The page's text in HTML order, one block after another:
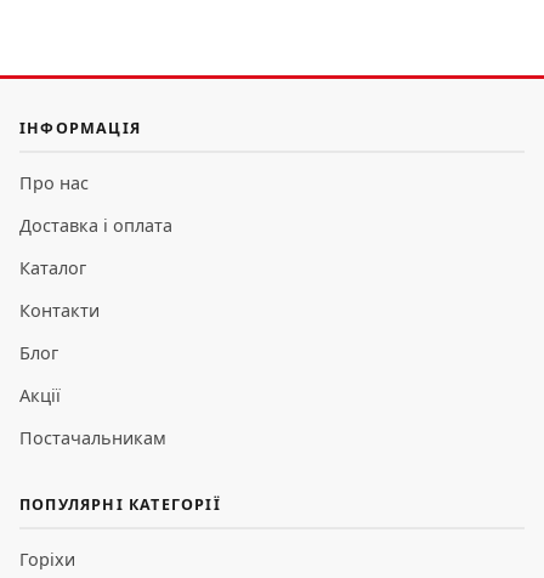
ІНФОРМАЦІЯ
Про нас
Доставка і оплата
Каталог
Контакти
Блог
Акції
Постачальникам
ПОПУЛЯРНІ КАТЕГОРІЇ
Горіхи